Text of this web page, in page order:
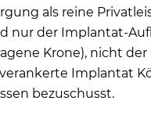
als reine
nur der Implantat-
Krone), nicht der
Implantat
bezuschusst.